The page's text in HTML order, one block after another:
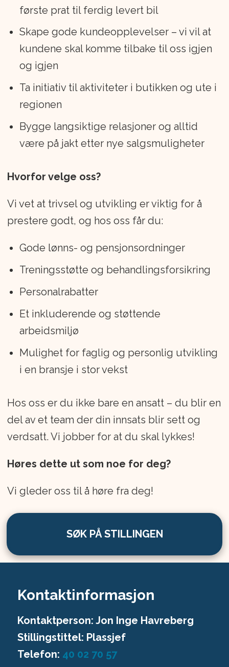
første prat til ferdig levert bil
Skape gode kundeopplevelser – vi vil at
kundene skal komme tilbake til oss igjen
og igjen
Ta initiativ til aktiviteter i butikken og ute i
regionen
Bygge langsiktige relasjoner og alltid
være på jakt etter nye salgsmuligheter
Hvorfor velge oss?
Vi vet at trivsel og utvikling er viktig for å
prestere godt, og hos oss får du:
Gode lønns- og pensjonsordninger
Treningsstøtte og behandlingsforsikring
Personalrabatter
Et inkluderende og støttende
arbeidsmiljø
Mulighet for faglig og personlig utvikling
i en bransje i stor vekst
Hos oss er du ikke bare en ansatt – du blir en
del av et team der din innsats blir sett og
verdsatt. Vi jobber for at du skal lykkes!
Høres dette ut som noe for deg?
Vi gleder oss til å høre fra deg!
SØK PÅ STILLINGEN
Kontaktinformasjon
Kontaktperson: Jon Inge Havreberg
Stillingstittel: Plassjef
Telefon: 40 02 70 57